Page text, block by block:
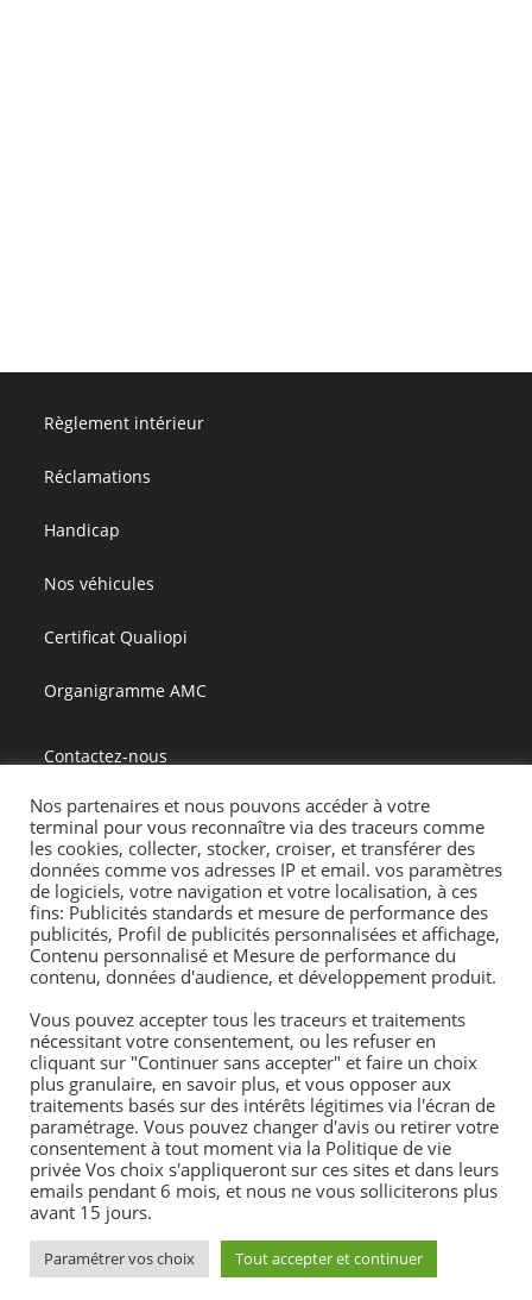
Règlement intérieur
Réclamations
Handicap
Nos véhicules
Certificat Qualiopi
Organigramme AMC
Contactez-nous
Mentions légales
Votre avis nous intéresse
Affichage obigatoire
Prépacode
Résultat du permis de conduire
Nos partenaires et nous pouvons accéder à votre
terminal pour vous reconnaître via des traceurs comme
les cookies, collecter, stocker, croiser, et transférer des
données comme vos adresses IP et email. vos paramètres
de logiciels, votre navigation et votre localisation, à ces
fins: Publicités standards et mesure de performance des
publicités, Profil de publicités personnalisées et affichage,
Contenu personnalisé et Mesure de performance du
contenu, données d'audience, et développement produit.
Vous pouvez accepter tous les traceurs et traitements
nécessitant votre consentement, ou les refuser en
cliquant sur "Continuer sans accepter" et faire un choix
plus granulaire, en savoir plus, et vous opposer aux
traitements basés sur des intérêts légitimes via l'écran de
paramétrage. Vous pouvez changer d'avis ou retirer votre
consentement à tout moment via la Politique de vie
privée Vos choix s'appliqueront sur ces sites et dans leurs
emails pendant 6 mois, et nous ne vous solliciterons plus
avant 15 jours.
Paramétrer vos choix Tout accepter et continuer